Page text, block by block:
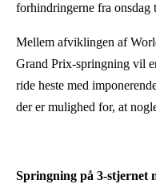
forhindringerne fra onsdag
Mellem afviklingen af
Grand Prix-springning vil
ride heste med
der er mulighed for, at
Springning på 3-stjernet